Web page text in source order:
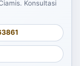
Konsultasi